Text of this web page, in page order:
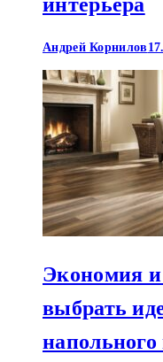
Андрей Корнилов
Экономия
выбрать